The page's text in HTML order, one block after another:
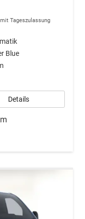
Tageszulassung
Blue
Details